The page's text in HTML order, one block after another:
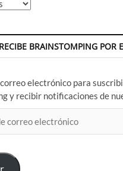
RECIBE BRAINSTOMPING POR
electrónico para
y recibir notificaciones de